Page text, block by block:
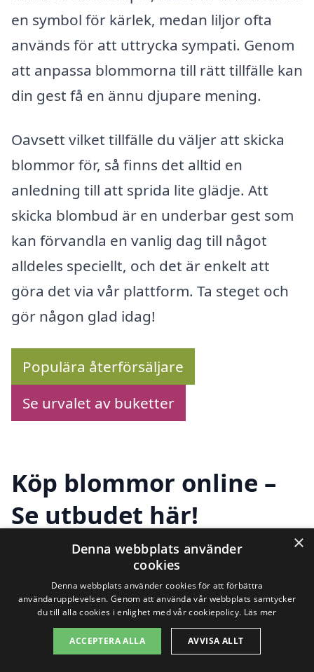
en symbol för kärlek, medan liljor ofta
används för att uttrycka sympati. Genom
att anpassa blommorna till rätt tillfälle kan
din gest få en ännu djupare mening.
Oavsett vilket tillfälle du väljer att skicka
blommor för, så finns det alltid en
anledning till att sprida lite glädje. Att
skicka blombud är en underbar gest som
kan förvandla en vanlig dag till något
alldeles speciellt, och det är enkelt att
göra det via vår plattform. Ta steget och
gör någon glad idag!
Populära återförsäljare
Se urvalet av buketter
Köp blommor online –
Se utbudet här!
skicka blombud i
Åmmeberg? Vi hjälper dig att hitta det
perfekta blomsterbudet till någon du bryr
dig om. På vår plattform kan du enkelt
×
Denna webbplats använder
cookies
Denna webbplats använder cookies för att förbättra
användarupplevelsen. Genom att använda vår webbplats samtycker
du till alla cookies i enlighet med vår cookiepolicy. Läs mer
ACCEPTERA ALLA AVVISA ALLT